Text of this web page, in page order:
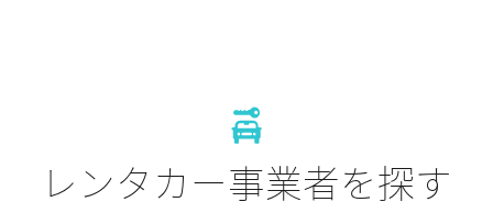
レンタカー事業者を探す